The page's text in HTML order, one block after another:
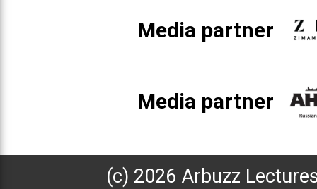
Media partner
Media partner
(с) 2026 Arbuzz